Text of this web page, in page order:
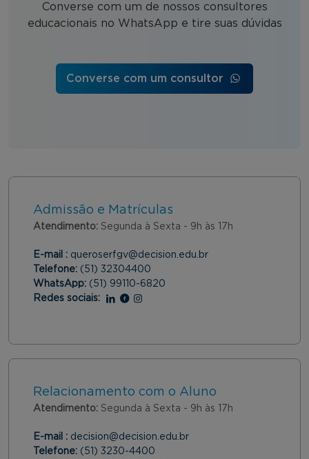
Converse com um de nossos consultores
educacionais no WhatsApp e tire suas dúvidas
Converse com um consultor
Admissão e Matrículas
Atendimento: Segunda à Sexta - 9h às 17h
E-mail : queroserfgv@decision.edu.br
Telefone: (51) 32304400
WhatsApp: (51) 99110-6820
Redes sociais:
Linkedin
Facebook
Relacionamento com o Aluno
Atendimento: Segunda à Sexta - 9h às 17h
E-mail : decision@decision.edu.br
Telefone: (51) 3230-4400